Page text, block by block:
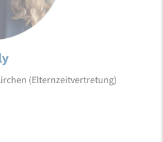
(Elternzeitvertretung)